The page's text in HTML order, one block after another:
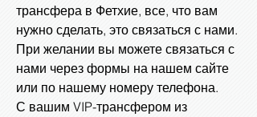
трансфера в Фетхие, все, что вам
нужно сделать, это связаться с нами.
При желании вы можете связаться с
нами через формы на нашем сайте
или по нашему номеру телефона.
С вашим VIP-трансфером из